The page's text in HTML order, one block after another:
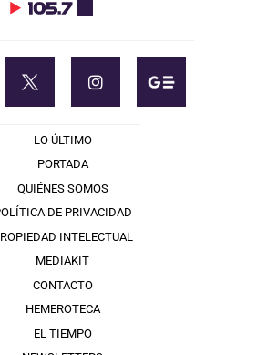
LO ÚLTIMO
PORTADA
QUIÉNES SOMOS
DE PRIVACIDAD
INTELECTUAL
MEDIAKIT
CONTACTO
HEMEROTECA
EL TIEMPO